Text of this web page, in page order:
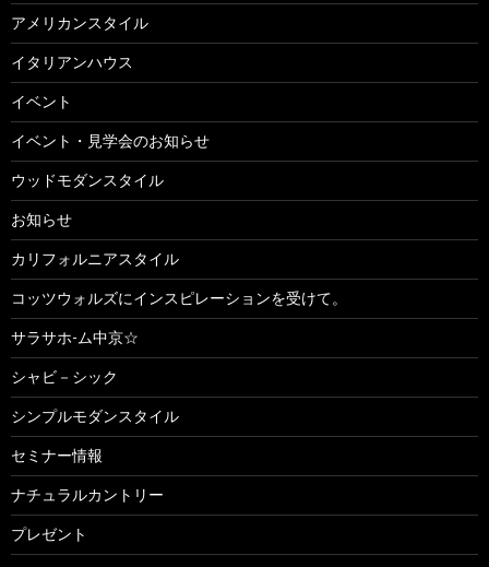
アメリカンスタイル
イタリアンハウス
イベント
イベント・見学会のお知らせ
ウッドモダンスタイル
お知らせ
カリフォルニアスタイル
コッツウォルズにインスピレーションを受けて。
サラサホ-ム中京☆
シャビ－シック
シンプルモダンスタイル
セミナー情報
ナチュラルカントリー
プレゼント